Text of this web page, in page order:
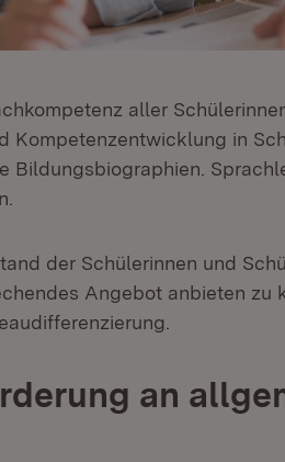
aller
Kompetenzentwicklung in
Bildungsbiographien.
der Schülerinnen und
Angebot anbieten zu
an